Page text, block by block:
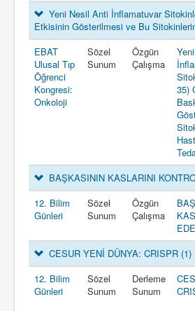
Yeni Nesil Anti İnflamatuvar
Etkisinin Gösterilmesi ve Bu
EBAT
Ulusal Tıp
Öğrenci
Kongresi:
Onkoloji
Sözel
Sunum
Özgün
Çalışma
35)
BAŞKASININ KASLARINI
12. Bilim
Günleri
Sözel
Sunum
Özgün
Çalışma
CESUR YENİ DÜNYA: CRISPR (1)
12. Bilim
Günleri
Sözel
Sunum
Derleme
Sunum